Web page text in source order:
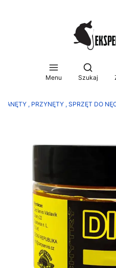
Menu
Otwórz
Szukaj
ZANĘTY , PRZYNĘTY , SPRZĘT DO